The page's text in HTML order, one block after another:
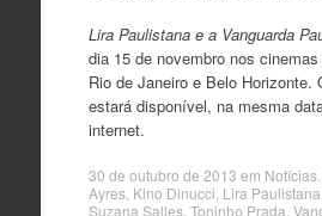
Lira Paulistana e a Vanguarda
dia 15 de novembro nos
Rio de Janeiro e Belo Horizonte.
estará disponível, na mesma
internet.
30 de outubro de 2013 em Notícias
Ayres, Kino Dinucci Lira Paulistana
Suzana Salles, Toninho Prada